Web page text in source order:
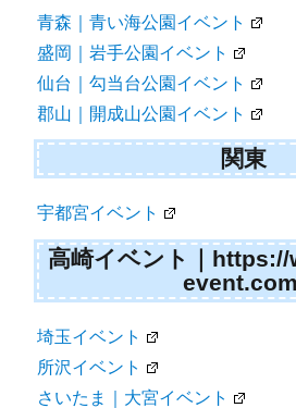
青森｜青い海公園イベント
盛岡｜岩手公園イベント
仙台｜勾当台公園イベント
郡山｜開成山公園イベント
関東
宇都宮イベント
高崎イベント｜
埼玉イベント
所沢イベント
さいたま｜大宮イベント